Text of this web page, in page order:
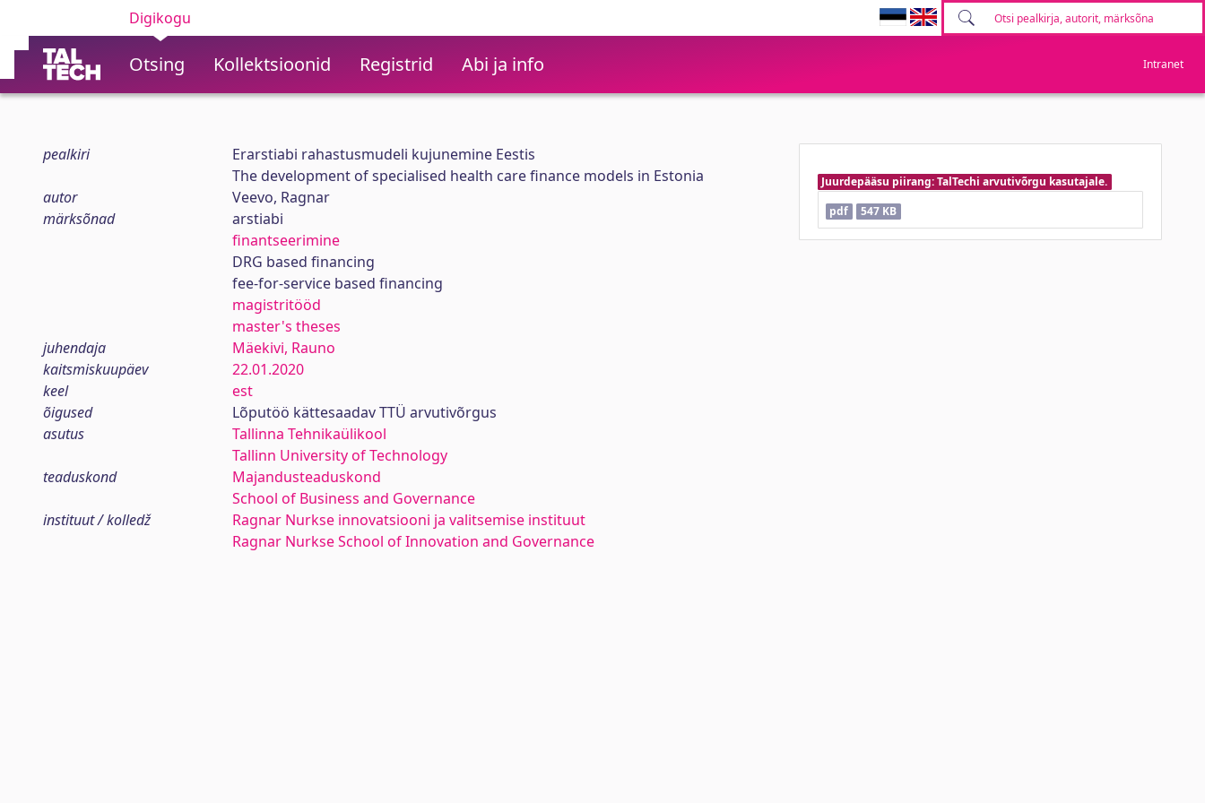
Digikogu
Otsing Kollektsioonid Registrid Abi ja info Intranet
pealkiri
Erarstiabi rahastusmudeli kujunemine Eestis
The development of specialised health care finance models in Estonia
autor
Veevo, Ragnar
märksõnad
arstiabi
finantseerimine
DRG based financing
fee-for-service based financing
magistritööd
master's theses
juhendaja
Mäekivi, Rauno
kaitsmiskuupäev
22.01.2020
keel
est
õigused
Lõputöö kättesaadav TTÜ arvutivõrgus
asutus
Tallinna Tehnikaülikool
Tallinn University of Technology
teaduskond
Majandusteaduskond
School of Business and Governance
instituut / kolledž
Ragnar Nurkse innovatsiooni ja valitsemise instituut
Ragnar Nurkse School of Innovation and Governance
Juurdepääsu piirang: TalTechi arvutivõrgu kasutajale.
pdf
547 KB